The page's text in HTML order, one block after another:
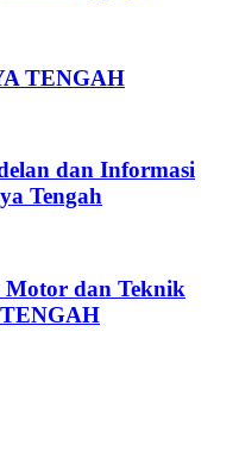
TENGAH
dan Informasi
Tengah
Motor dan Teknik
TENGAH